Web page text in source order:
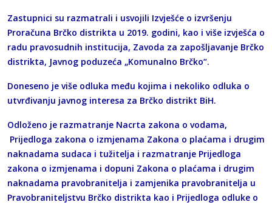
Zastupnici su razmatrali i usvojili Izvješće o izvršenju
Proračuna Brčko distrikta u 2019. godini, kao i više izvješća o
radu pravosudnih institucija, Zavoda za zapošljavanje Brčko
distrikta, Javnog poduzeća „Komunalno Brčko“.
Doneseno je više odluka među kojima i nekoliko odluka o
utvrđivanju javnog interesa za Brčko distrikt BiH.
Odloženo je razmatranje Nacrta zakona o vodama,
Prijedloga zakona o izmjenama Zakona o plaćama i drugim
naknadama sudaca i tužitelja i razmatranje Prijedloga
zakona o izmjenama i dopuni Zakona o plaćama i drugim
naknadama pravobranitelja i zamjenika pravobranitelja u
Pravobraniteljstvu Brčko distrikta kao i Prijedloga odluke o